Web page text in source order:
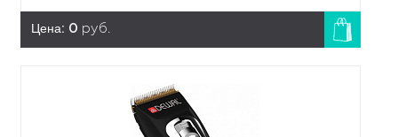
Цена: 0 руб.